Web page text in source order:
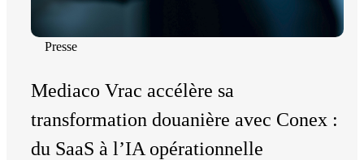
Presse
Mediaco Vrac accélère sa
transformation douanière avec Conex :
du SaaS à l’IA opérationnelle